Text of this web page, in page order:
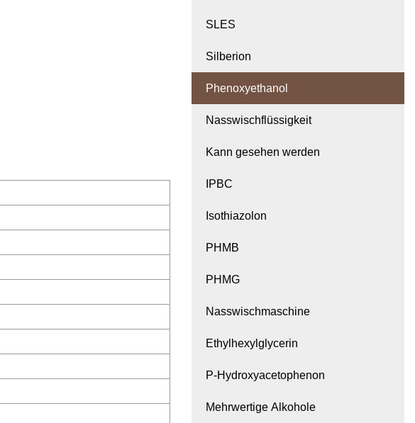
SLES
Silberion
Phenoxyethanol
Nasswischflüssigkeit
Kann gesehen werden
IPBC
Isothiazolon
PHMB
PHMG
Nasswischmaschine
Ethylhexylglycerin
P-Hydroxyacetophenon
Mehrwertige Alkohole